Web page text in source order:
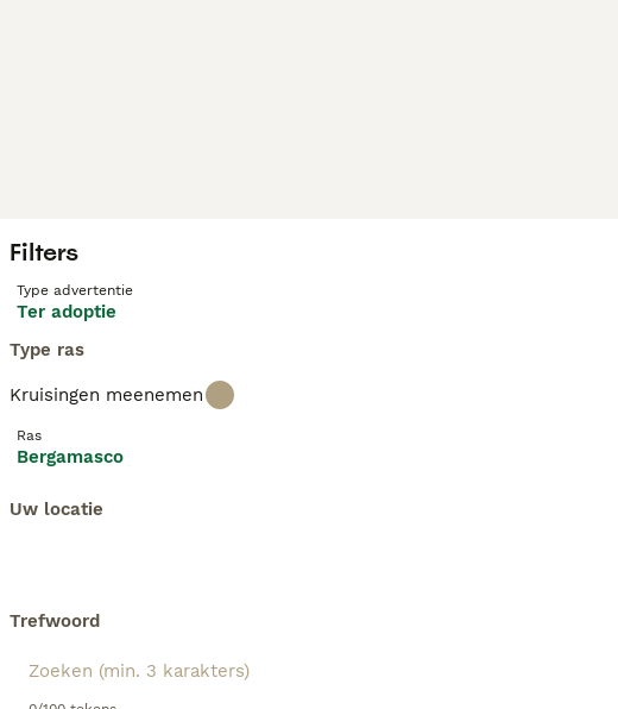
Filters
Type advertentie
Ter adoptie
Type ras
Kruisingen meenemen
Ras
Bergamasco
Uw locatie
Trefwoord